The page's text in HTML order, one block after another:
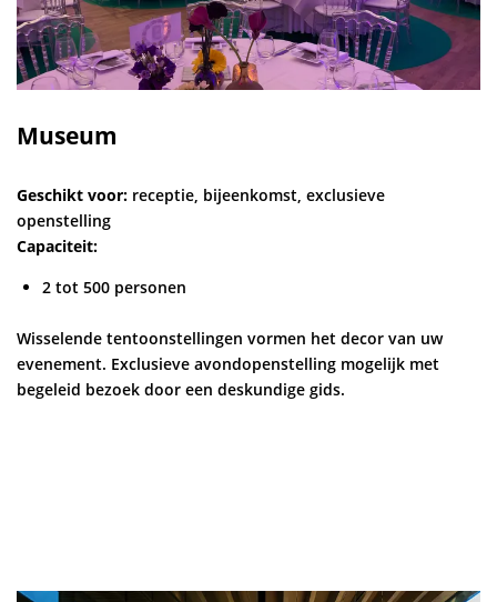
Museum
Geschikt voor: receptie, bijeenkomst, exclusieve
openstelling
Capaciteit:
2 tot 500 personen
Wisselende tentoonstellingen vormen het decor van uw
evenement. Exclusieve avondopenstelling mogelijk met
begeleid bezoek door een deskundige gids.